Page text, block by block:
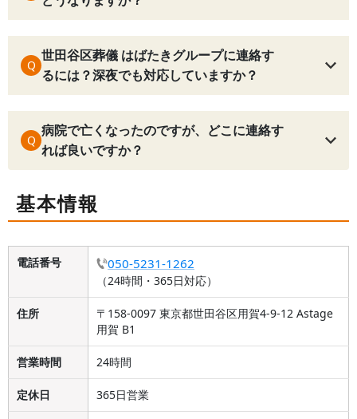
Q
世田谷区葬儀 はばたきグループに連絡す
るには？深夜でも対応していますか？
Q
病院で亡くなったのですが、どこに連絡す
れば良いですか？
基本情報
電話番号 050-5231-1262
（24時間・365日対応）
住所
〒158-0097 東京都世田谷区用賀4-9-12 Astage
用賀 B1
営業時間 24時間
定休日 365日営業